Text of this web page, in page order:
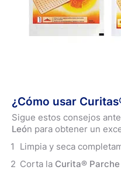
¿Cómo usar
Sigue estos consejos
León para obtener un
Limpia y seca
Corta la Curita® Parche